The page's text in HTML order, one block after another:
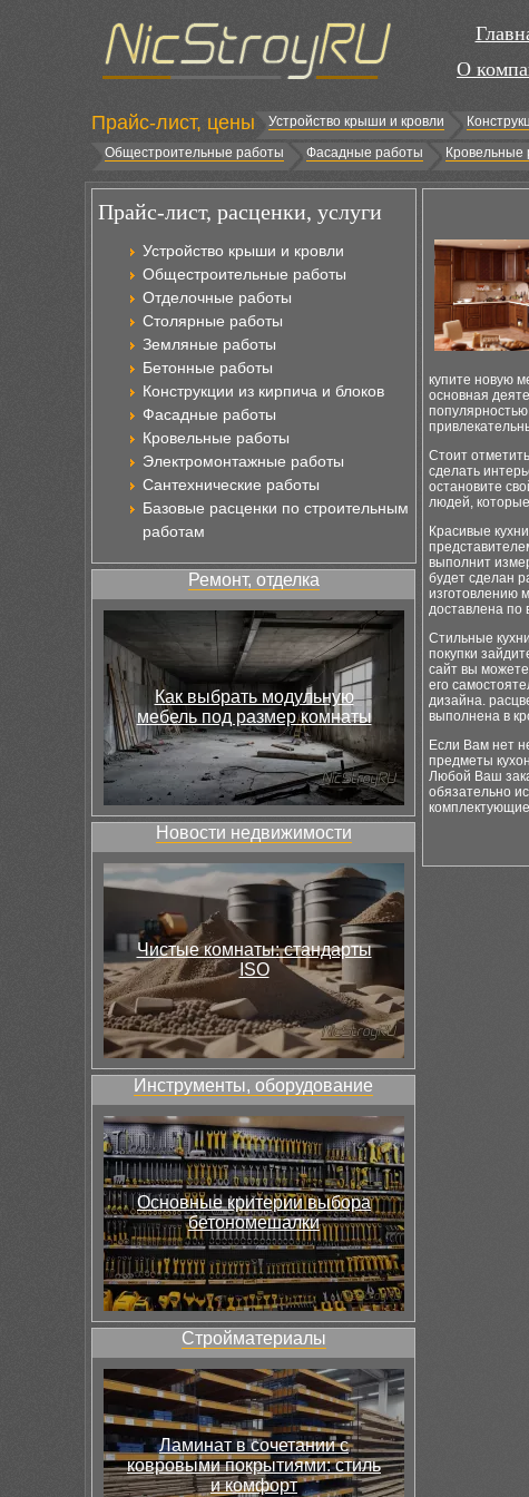
О
Прайс-лист, цены Устройство крыши и кровли
Общестроительные работы
Фасадные работы Кровельные
Прайс-лист, расценки, услуги
Устройство крыши и кровли
Общестроительные работы
Отделочные работы
Столярные работы
Земляные работы
Бетонные работы
Конструкции из кирпича и блоков
Фасадные работы
Кровельные работы
Электромонтажные работы
Сантехнические работы
Базовые расценки по строительным
работам
Ремонт, отделка
Как выбрать модульную
мебель под размер комнаты
Новости недвижимости
Чистые комнаты: стандарты
ISO
Инструменты, оборудование
Основные критерии выбора
бетономешалки
Стройматериалы
Ламинат в сочетании с
ковровыми покрытиями: стиль
и комфорт
купите новую
основная
популярностью
Стоит
сделать
остановите
людей,
Красивые
выполнит
будет сделан
изготовлению
доставлена по
Стильные
покупки
сайт вы
его
дизайна.
выполнена в
Если Вам нет
предметы
Любой Ваш
обязательно